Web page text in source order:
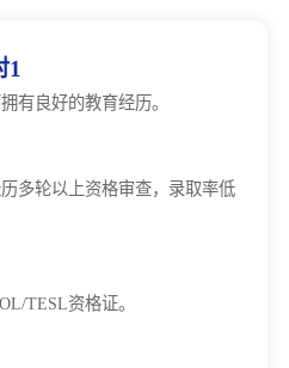
1
有良好的教育经历。
多轮以上资格审查，录取率低
TESL资格证。